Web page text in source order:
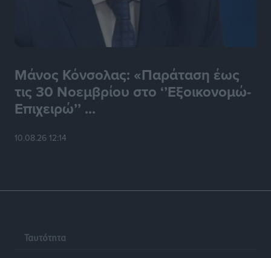
Μάνος Κόνσολας: «Παράταση έως
τις 30 Νοεμβρίου στο ‘’Εξοικονομώ-
Επιχειρώ’’ ...
10.08.26 12:14
Ταυτότητα